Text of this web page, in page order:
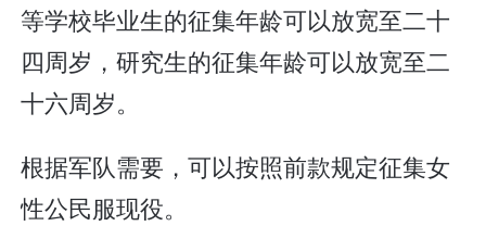
等学校毕业生的征集年龄可以放宽至二十
四周岁，研究生的征集年龄可以放宽至二
十六周岁。
根据军队需要，可以按照前款规定征集女
性公民服现役。